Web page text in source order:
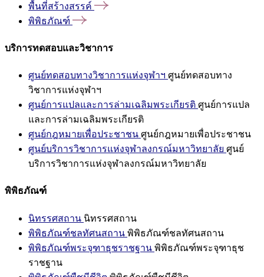
พื้นที่สร้างสรรค์
พิพิธภัณฑ์
บริการทดสอบและวิชาการ
ศูนย์ทดสอบทางวิชาการแห่งจุฬาฯ ศูนย์ทดสอบทาง
วิชาการแห่งจุฬาฯ
ศูนย์การแปลและการล่ามเฉลิมพระเกียรติ ศูนย์การแปล
และการล่ามเฉลิมพระเกียรติ
ศูนย์กฎหมายเพื่อประชาชน ศูนย์กฎหมายเพื่อประชาชน
ศูนย์บริการวิชาการแห่งจุฬาลงกรณ์มหาวิทยาลัย ศูนย์
บริการวิชาการแห่งจุฬาลงกรณ์มหาวิทยาลัย
พิพิธภัณฑ์
นิทรรศสถาน นิทรรศสถาน
พิพิธภัณฑ์ชลทัศนสถาน พิพิธภัณฑ์ชลทัศนสถาน
พิพิธภัณฑ์พระจุฑาธุชราชฐาน พิพิธภัณฑ์พระจุฑาธุช
ราชฐาน